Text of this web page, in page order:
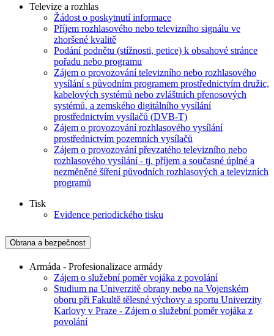
Televize a rozhlas
Žádost o poskytnutí informace
Příjem rozhlasového nebo televizního signálu ve
zhoršené kvalitě
Podání podnětu (stížnosti, petice) k obsahové stránce
pořadu nebo programu
Zájem o provozování televizního nebo rozhlasového
vysílání s původním programem prostřednictvím družic,
kabelových systémů nebo zvláštních přenosových
systémů, a zemského digitálního vysílání
prostřednictvím vysílačů (DVB-T)
Zájem o provozování rozhlasového vysílání
prostřednictvím pozemních vysílačů
Zájem o provozování převzatého televizního nebo
rozhlasového vysílání - tj. příjem a současné úplné a
nezměněné šíření původních rozhlasových a televizních
programů
Tisk
Evidence periodického tisku
Obrana a bezpečnost
Armáda - Profesionalizace armády
Zájem o služební poměr vojáka z povolání
Studium na Univerzitě obrany nebo na Vojenském
oboru při Fakultě tělesné výchovy a sportu Univerzity
Karlovy v Praze - Zájem o služební poměr vojáka z
povolání